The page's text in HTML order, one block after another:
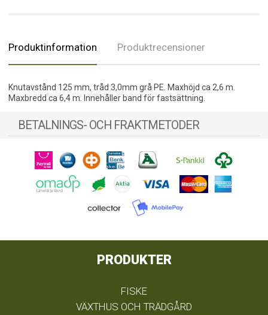
Produktinformation Produktrecensioner
Knutavstånd 125 mm, tråd 3,0mm grå PE. Maxhöjd ca 2,6 m.
Maxbredd ca 6,4 m. Innehåller band för fastsättning.
BETALNINGS- OCH FRAKTMETODER
PRODUKTER
FISKE
VÄXTHUS OCH TRÄDGÅRD